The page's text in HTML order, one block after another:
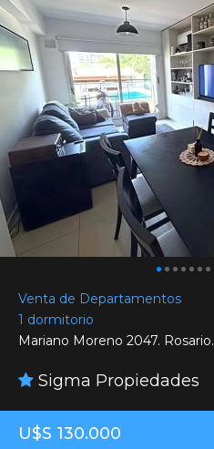
Venta de Departamentos
1 dormitorio
Mariano Moreno 2047. Rosario.
Sigma Propiedades
U$S 130.000